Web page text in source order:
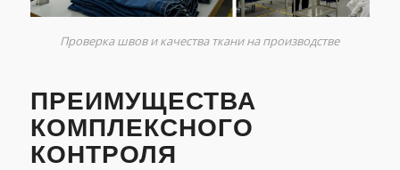
Проверка швов и качества ткани на производстве
ПРЕИМУЩЕСТВА
КОМПЛЕКСНОГО
КОНТРОЛЯ